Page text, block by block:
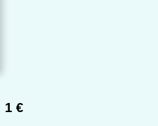
1 €